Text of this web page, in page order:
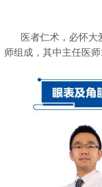
医者仁术，必怀
师组成，其中主任医